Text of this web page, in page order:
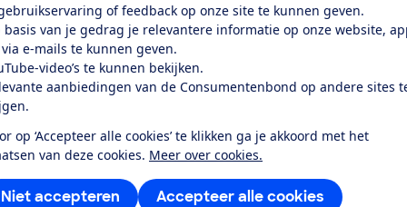
of feedback op onze site te kunnen geven.
basis van je gedrag je relevantere informatie op onze website,
e-mails te kunnen geven.
video’s te kunnen bekijken.
aanbiedingen van de Consumentenbond op andere sites
op ‘Accepteer alle cookies’ te klikken ga je akkoord met het
van deze cookies. Meer over cookies.
Accepteer alle cookies
Niet accepteren
je ver fietsen op een
kijken of de e-bike op rolletjes